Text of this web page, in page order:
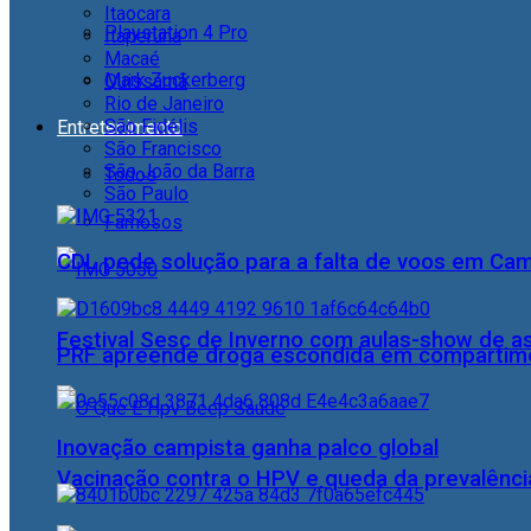
Playstation 4 Pro
Mark Zuckerberg
Entretenimento
Todos
Famosos
Festival Sesc de Inverno com aulas-show de
Vacinação contra o HPV e queda da
Itaocara
Itaperuna
Macaé
Quissamã
Rio de Janeiro
São Fidélis
São Francisco
São João da Barra
São Paulo
CDL pede solução para a falta de voos em
PRF apreende droga escondida em
Inovação campista ganha palco global